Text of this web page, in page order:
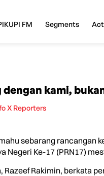
FM Segments
dengan kami,
X Reporters
sebarang
Negeri Ke-17 (PRN17)
Razeef Rakimin, berkata